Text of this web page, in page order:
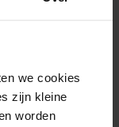
we cookies
zijn kleine
worden
de
De
erger dan de